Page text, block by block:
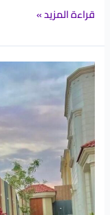
قراءة المزيد »
تصميم
وتنفيذ
أحواض
الورد
في
المدينة
المنورة